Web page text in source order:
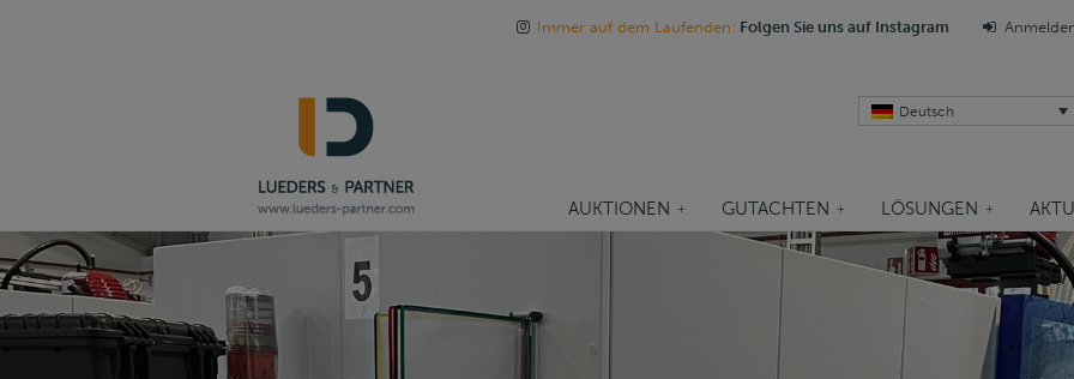
Immer auf dem Laufenden: Folgen Sie uns auf Instagram
Deutsch
AUKTIONEN GUTACHTEN LÖSUNGEN
Navigation